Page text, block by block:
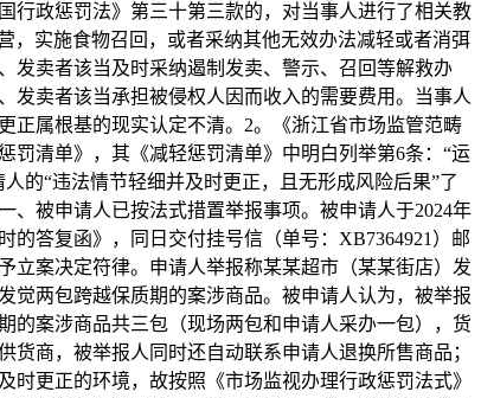
行政惩罚法》第三十第三款的，对当事人进行了相关教
，实施食物召回，或者采纳其他无效办法减轻或者消弭
发卖者该当及时采纳遏制发卖、警示、召回等解救办
发卖者该当承担被侵权人因而收入的需要费用。当事人
正属根基的现实认定不清。2。《浙江省市场监管范畴
清单》，其《减轻惩罚清单》中明白列举第6条：“运
的“违法情节轻细并及时更正，且无形成风险后果”了
被申请人已按法式措置举报事项。被申请人于2024年
的答复函》，同日交付挂号信（单号：XB7364921）邮
立案决定符律。申请人举报称某某超市（某某街店）发
觉两包跨越保质期的案涉商品。被申请人认为，被举报
的案涉商品共三包（现场两包和申请人采办一包），货
商，被举报人同时还自动联系申请人退换所售商品；
更正的环境，故按照《市场监视办理行政惩罚法式》